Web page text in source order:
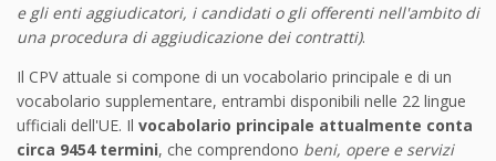
e gli enti aggiudicatori, i candidati o gli offerenti nell'ambito di
una procedura di aggiudicazione dei contratti).
Il CPV attuale si compone di un vocabolario principale e di un
vocabolario supplementare, entrambi disponibili nelle 22 lingue
ufficiali dell'UE. Il vocabolario principale attualmente conta
circa 9454 termini, che comprendono beni, opere e servizi